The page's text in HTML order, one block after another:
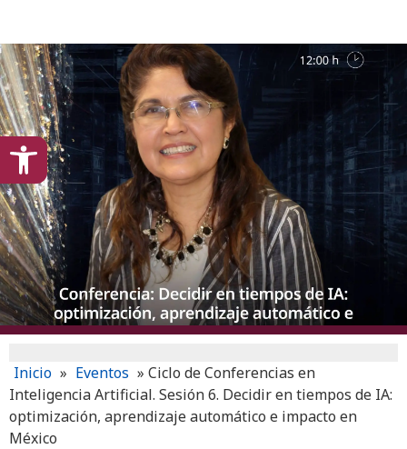
Inicio » Eventos » Ciclo de Conferencias en
Inteligencia Artificial. Sesión 6. Decidir en tiempos de IA:
optimización, aprendizaje automático e impacto en
México
Open toolbar